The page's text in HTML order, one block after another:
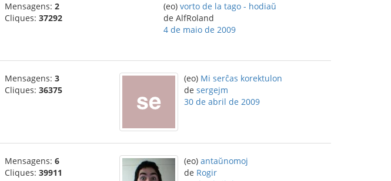
Mensagens: 2
Cliques: 37292
(eo) vorto de la tago - hodiaŭ
de AlfRoland
4 de maio de 2009
Mensagens: 3
Cliques: 36375
(eo) Mi serĉas korektulon
de sergejm
30 de abril de 2009
Mensagens: 6
Cliques: 39911
(eo) antaŭnomoj
de Rogir